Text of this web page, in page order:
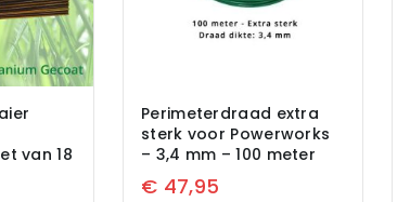
van 18
Perimeterdraad extra
sterk voor Powerworks
– 3,4 mm – 100 meter
€ 47,95